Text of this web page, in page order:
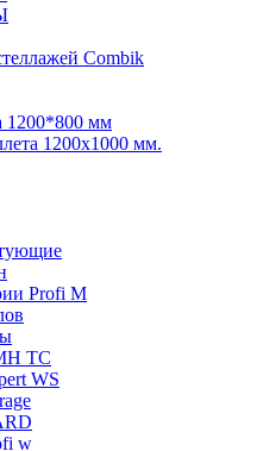
Combik
1200*800 мм
1200х1000 мм.
Profi M
TC
WS
w